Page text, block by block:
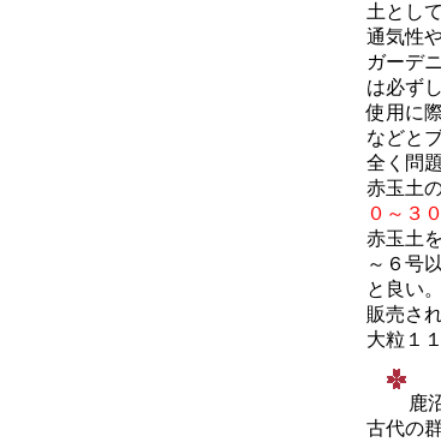
土とし
通気性
ガーデ
は必ず
使用に
などと
全く問
赤玉土
０～３
赤玉土
～６号
と良い。
販売さ
大粒１
鹿
古代の